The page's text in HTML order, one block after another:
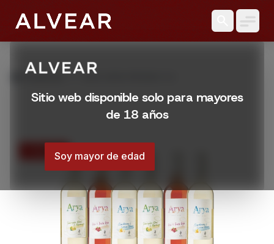
Sitio web disponible solo para mayores
de 18 años
Soy mayor de edad
Productos VINO ARYA PROMO X 6
17% OFF